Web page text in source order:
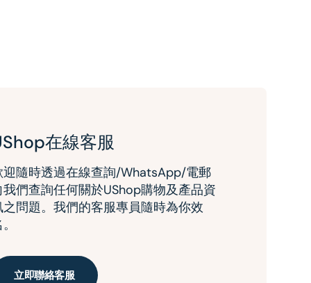
在線客服
迎隨時透過在線查詢/WhatsApp/電郵
我們查詢任何關於UShop購物及產品資
之問題。我們的客服專員隨時為你效
立即聯絡客服